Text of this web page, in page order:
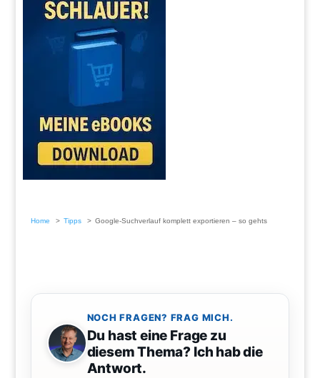
Home Tipps Google-Suchverlauf komplett exportieren – so gehts
NOCH FRAGEN? FRAG MICH.
Du hast eine Frage zu
diesem Thema? Ich hab die
Antwort.